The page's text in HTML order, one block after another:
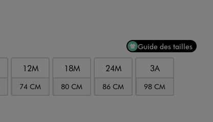
Guide des tailles
12M
74 CM
18M
80 CM
24M
86 CM
3A
98 CM